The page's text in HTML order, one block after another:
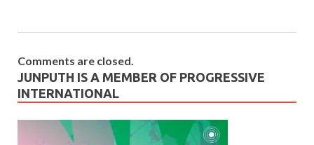
Comments are closed.
JUNPUTH IS A MEMBER OF PROGRESSIVE
INTERNATIONAL